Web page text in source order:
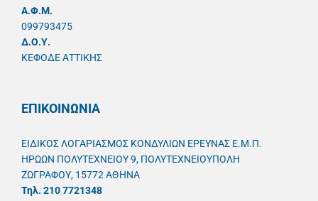
A.Φ.Μ.
099793475
Δ.Ο.Υ.
ΚΕΦΟΔΕ ΑΤΤΙΚΗΣ
ΕΠΙΚΟΙΝΩΝΙΑ
ΕΙΔΙΚΟΣ ΛΟΓΑΡΙΑΣΜΟΣ ΚΟΝΔΥΛΙΩΝ ΕΡΕΥΝΑΣ Ε.Μ.Π.
ΗΡΩΩΝ ΠΟΛΥΤΕΧΝΕΙΟΥ 9, ΠΟΛΥΤΕΧΝΕΙΟΥΠΟΛΗ
ΖΩΓΡΑΦΟΥ, 15772 ΑΘΗΝΑ
Τηλ. 210 7721348